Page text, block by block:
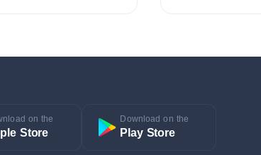
on the
Store
Download on the
Play Store